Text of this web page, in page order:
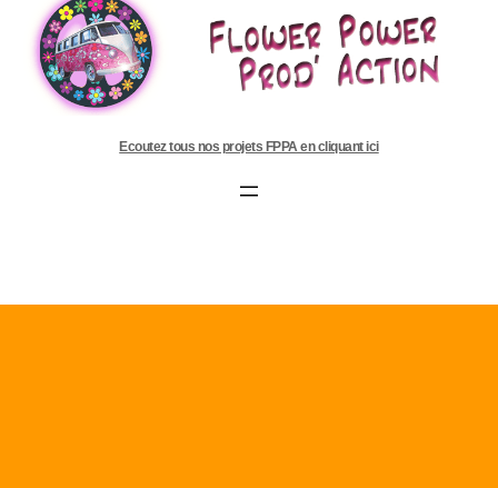
Ecoutez tous nos projets FPPA en cliquant ici